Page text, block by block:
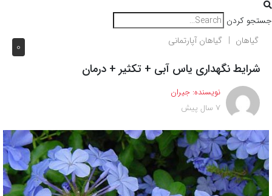
جستجو کردن
0 گیاهان گیاهان آپارتمانی
شرایط نگهداری یاس آبی + تکثیر + درمان
نویسنده: جیران
7 سال پیش